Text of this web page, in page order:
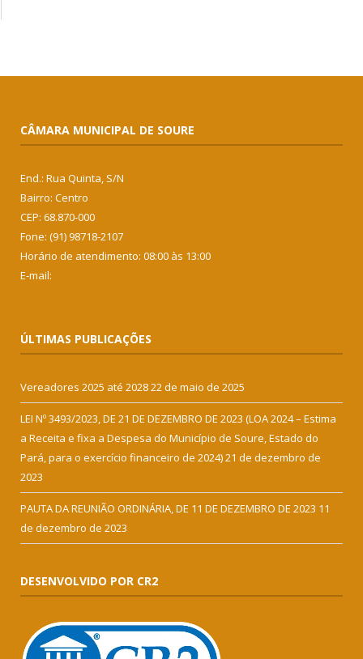
CÂMARA MUNICIPAL DE SOURE
End.: Rua Quinta, S/N
Bairro: Centro
CEP: 68.870-000
Fone: (91) 98718-2107
Horário de atendimento: 08:00 às 13:00
E-mail:
ÚLTIMAS PUBLICAÇÕES
Vereadores 2025 até 202822 de maio de 2025
LEI Nº 3493/2023, DE 21 DE DEZEMBRO DE 2023 (LOA 2024 – Estima
a Receita e fixa a Despesa do Município de Soure, Estado do
Pará, para o exercício financeiro de 2024)21 de dezembro de
2023
PAUTA DA REUNIÃO ORDINÁRIA, DE 11 DE DEZEMBRO DE 2023 11
de dezembro de 2023
DESENVOLVIDO POR CR2